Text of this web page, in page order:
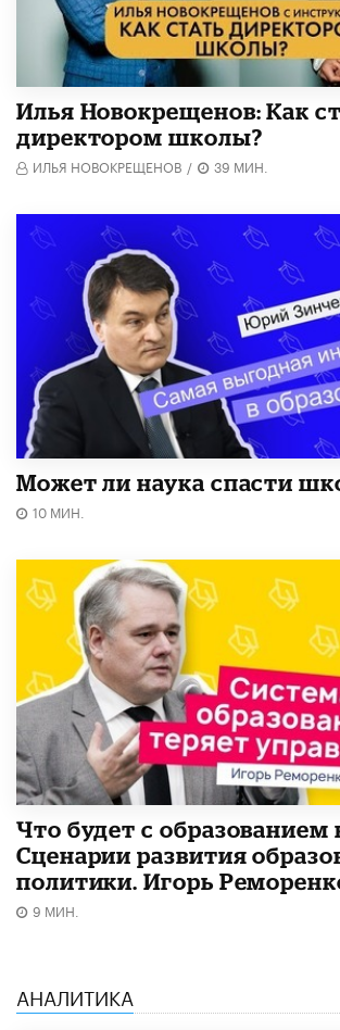
​Илья Новокрещенов: Как
директором школы?
ИЛЬЯ НОВОКРЕЩЕНОВ / 39 МИН.
Может ли наука спасти
10 МИН.
Что будет с образованием
Сценарии развития
политики. Игорь
9 МИН.
АНАЛИТИКА